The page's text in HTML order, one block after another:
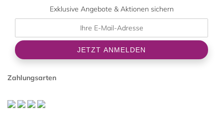
Exklusive Angebote & Aktionen sichern
Zahlungsarten